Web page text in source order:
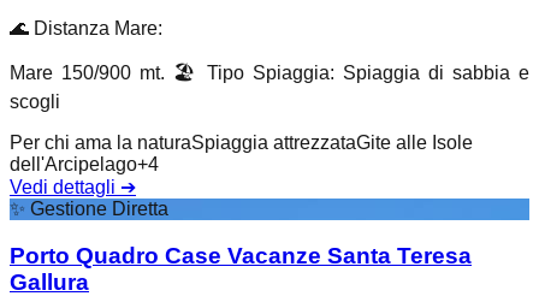
🌊 Distanza Mare:
Mare 150/900 mt. 🏖️ Tipo Spiaggia: Spiaggia di sabbia e
scogli
Per chi ama la naturaSpiaggia attrezzataGite alle Isole
dell'Arcipelago+4
Vedi dettagli ➔
✨ Gestione Diretta
Porto Quadro Case Vacanze Santa Teresa
Gallura